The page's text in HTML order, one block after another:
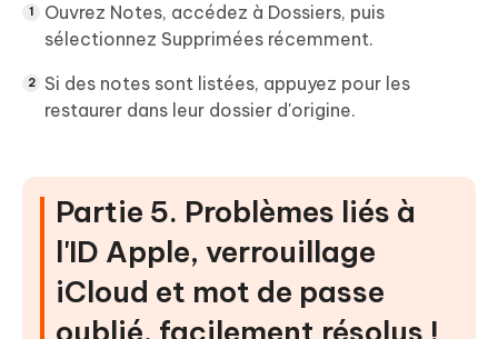
Ouvrez Notes, accédez à Dossiers, puis
sélectionnez Supprimées récemment.
Si des notes sont listées, appuyez pour les
restaurer dans leur dossier d'origine.
Partie 5. Problèmes liés à
l'ID Apple, verrouillage
iCloud et mot de passe